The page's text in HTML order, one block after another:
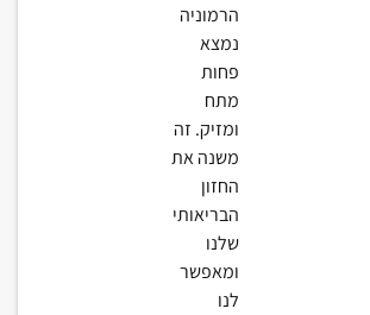
הרמוניה
נמצא
פחות
מתח
ומזיק. זה
משנה את
החזון
הבריאותי
שלנו
ומאפשר
לנו